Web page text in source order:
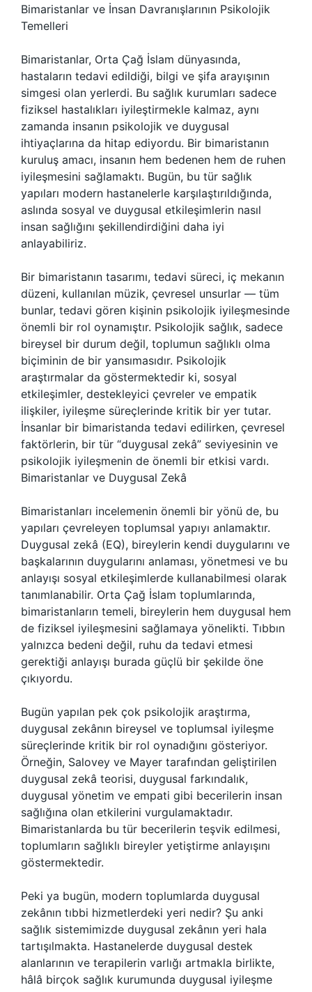
Bimaristanlar ve İnsan Davranışlarının Psikolojik
Temelleri
Bimaristanlar, Orta Çağ İslam dünyasında,
hastaların tedavi edildiği, bilgi ve şifa arayışının
simgesi olan yerlerdi. Bu sağlık kurumları sadece
fiziksel hastalıkları iyileştirmekle kalmaz, aynı
zamanda insanın psikolojik ve duygusal
ihtiyaçlarına da hitap ediyordu. Bir bimaristanın
kuruluş amacı, insanın hem bedenen hem de ruhen
iyileşmesini sağlamaktı. Bugün, bu tür sağlık
yapıları modern hastanelerle karşılaştırıldığında,
aslında sosyal ve duygusal etkileşimlerin nasıl
insan sağlığını şekillendirdiğini daha iyi
anlayabiliriz.
Bir bimaristanın tasarımı, tedavi süreci, iç mekanın
düzeni, kullanılan müzik, çevresel unsurlar — tüm
bunlar, tedavi gören kişinin psikolojik iyileşmesinde
önemli bir rol oynamıştır. Psikolojik sağlık, sadece
bireysel bir durum değil, toplumun sağlıklı olma
biçiminin de bir yansımasıdır. Psikolojik
araştırmalar da göstermektedir ki, sosyal
etkileşimler, destekleyici çevreler ve empatik
ilişkiler, iyileşme süreçlerinde kritik bir yer tutar.
İnsanlar bir bimaristanda tedavi edilirken, çevresel
faktörlerin, bir tür “duygusal zekâ” seviyesinin ve
psikolojik iyileşmenin de önemli bir etkisi vardı.
Bimaristanlar ve Duygusal Zekâ
Bimaristanları incelemenin önemli bir yönü de, bu
yapıları çevreleyen toplumsal yapıyı anlamaktır.
Duygusal zekâ (EQ), bireylerin kendi duygularını ve
başkalarının duygularını anlaması, yönetmesi ve bu
anlayışı sosyal etkileşimlerde kullanabilmesi olarak
tanımlanabilir. Orta Çağ İslam toplumlarında,
bimaristanların temeli, bireylerin hem duygusal hem
de fiziksel iyileşmesini sağlamaya yönelikti. Tıbbın
yalnızca bedeni değil, ruhu da tedavi etmesi
gerektiği anlayışı burada güçlü bir şekilde öne
çıkıyordu.
Bugün yapılan pek çok psikolojik araştırma,
duygusal zekânın bireysel ve toplumsal iyileşme
süreçlerinde kritik bir rol oynadığını gösteriyor.
Örneğin, Salovey ve Mayer tarafından geliştirilen
duygusal zekâ teorisi, duygusal farkındalık,
duygusal yönetim ve empati gibi becerilerin insan
sağlığına olan etkilerini vurgulamaktadır.
Bimaristanlarda bu tür becerilerin teşvik edilmesi,
toplumların sağlıklı bireyler yetiştirme anlayışını
göstermektedir.
Peki ya bugün, modern toplumlarda duygusal
zekânın tıbbi hizmetlerdeki yeri nedir? Şu anki
sağlık sistemimizde duygusal zekânın yeri hala
tartışılmakta. Hastanelerde duygusal destek
alanlarının ve terapilerin varlığı artmakla birlikte,
hâlâ birçok sağlık kurumunda duygusal iyileşme